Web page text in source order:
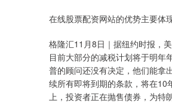
在线股票配资网站的优势主要体
格隆汇11月8日｜据纽约时报，
目前大部分的减税计划将于明年
普的顾问还没有决定，他们能拿
续所有即将到期的条款，将在10
上，投资者正在抛售债券，为特